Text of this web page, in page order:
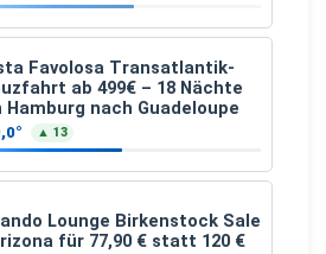
Favolosa Transatlantik-
ab 499€ – 18 Nächte
Hamburg nach Guadeloupe
▲ 13
Lounge Birkenstock Sale
für 77,90 € statt 120 €